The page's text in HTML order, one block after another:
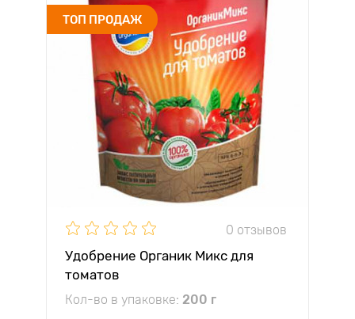
ТОП ПРОДАЖ
0 отзывов
Удобрение Органик Микс для
томатов
Кол-во в упаковке: 200 г